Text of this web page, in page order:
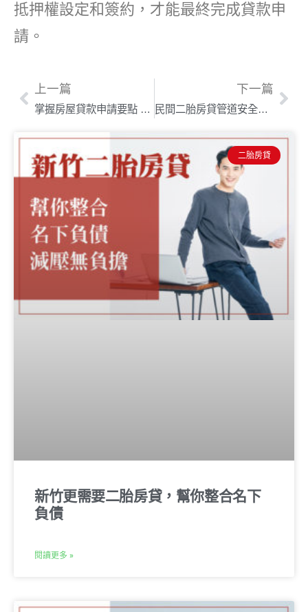
抵押權設定和簽約，才能最終完成貸款申
請。
上一篇
掌握房屋貸款申請要點 選擇最適合你的房貸申請管道
下一篇
民間二胎房貸管道安全借貸指南 輕鬆破解民間二胎貸款詐騙手法
二胎房貸
新竹更需要二胎房貸，幫你整合名下
負債
閱讀更多 »